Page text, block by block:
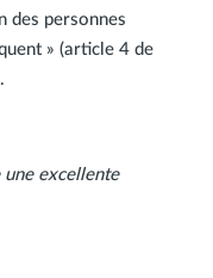
des personnes
» (article 4 de
excellente